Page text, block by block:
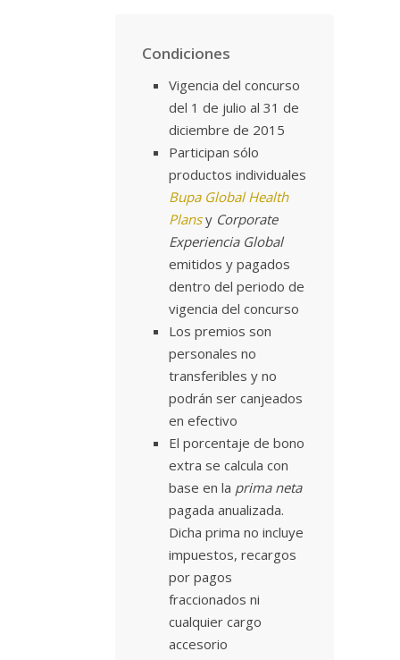
Condiciones
Vigencia del concurso
del 1 de julio al 31 de
diciembre de 2015
Participan sólo
productos individuales
Bupa Global Health
Plansy Corporate
Experiencia Global
emitidos y pagados
dentro del periodo de
vigencia del concurso
Los premios son
personales no
transferibles y no
podrán ser canjeados
en efectivo
El porcentaje de bono
extra se calcula con
base en la prima neta
pagada anualizada.
Dicha prima no incluye
impuestos, recargos
por pagos
fraccionados ni
cualquier cargo
accesorio